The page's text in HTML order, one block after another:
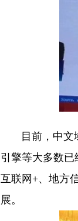
目前，中文域
引擎等大多数已
互联网+、地方
展。